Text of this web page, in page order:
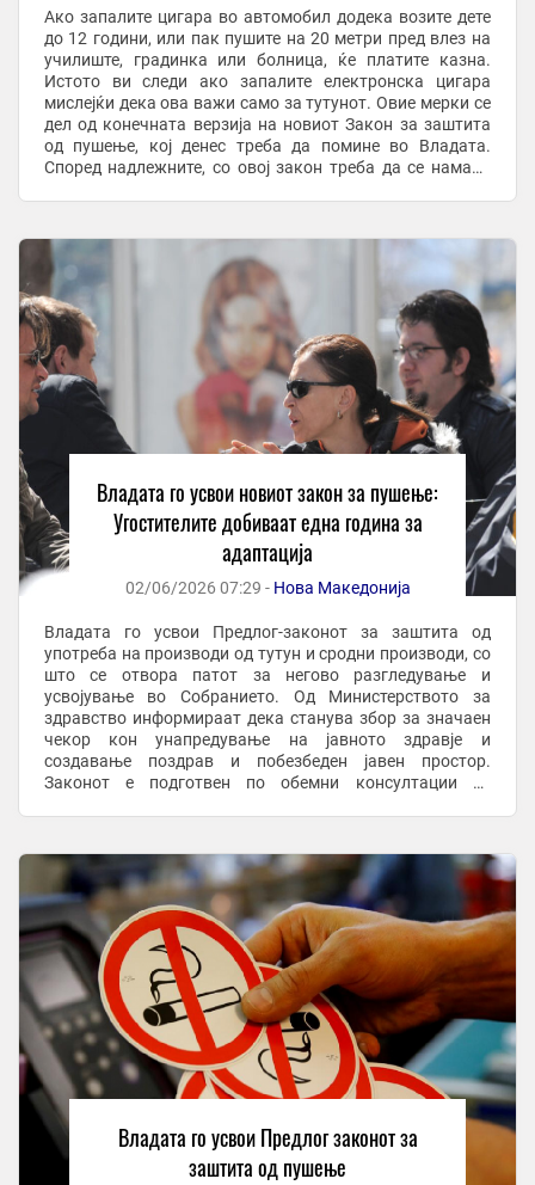
Ако запалите цигара во автомобил додека возите дете
до 12 години, или пак пушите на 20 метри пред влез на
училиште, градинка или болница, ќе платите казна.
Истото ви следи ако запалите електронска цигара
мислејќи дека ова важи само за тутунот. Овие мерки се
дел од конечната верзија на новиот Закон за заштита
од пушење, кој денес треба да помине во Владата.
Според надлежните, со овој закон треба да се намали
Владата го усвои новиот закон за пушење:
Угостителите добиваат една година за
адаптација
02/06/2026 07:29 - Нова Македонија
Владата го усвои Предлог-законот за заштита од
употреба на производи од тутун и сродни производи, со
што се отвора патот за негово разгледување и
усвојување во Собранието. Од Министерството за
здравство информираат дека станува збор за значаен
чекор кон унапредување на јавното здравје и
создавање поздрав и побезбеден јавен простор.
Законот е подготвен по обемни консултации со
Владата го усвои Предлог законот за
заштита од пушење